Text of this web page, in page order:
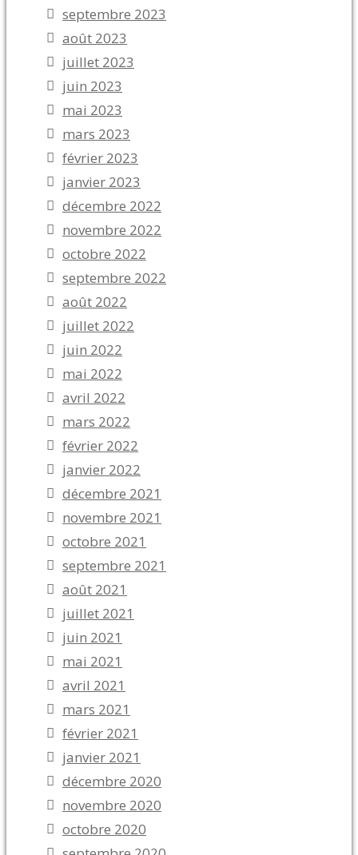
septembre 2023
août 2023
juillet 2023
juin 2023
mai 2023
mars 2023
février 2023
janvier 2023
décembre 2022
novembre 2022
octobre 2022
septembre 2022
août 2022
juillet 2022
juin 2022
mai 2022
avril 2022
mars 2022
février 2022
janvier 2022
décembre 2021
novembre 2021
octobre 2021
septembre 2021
août 2021
juillet 2021
juin 2021
mai 2021
avril 2021
mars 2021
février 2021
janvier 2021
décembre 2020
novembre 2020
octobre 2020